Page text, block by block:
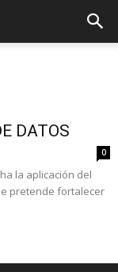
DATOS
0
la aplicación del
pretende fortalecer